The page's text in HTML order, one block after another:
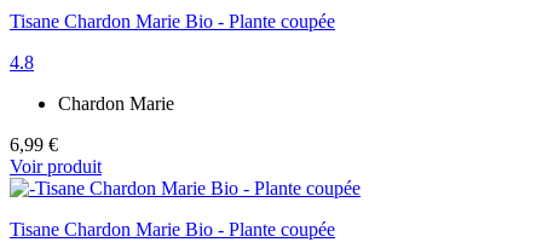
Tisane Chardon Marie Bio - Plante coupée
4.8
Chardon Marie
6,99 €
Voir produit
Tisane Chardon Marie Bio - Plante coupée